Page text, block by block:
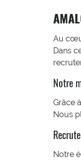
Au
Dans
Notre
Grâce
Nous
Notre